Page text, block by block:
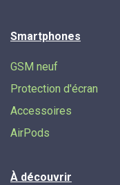
Smartphones
GSM neuf
Protection d'écran
Accessoires
AirPods
À découvrir